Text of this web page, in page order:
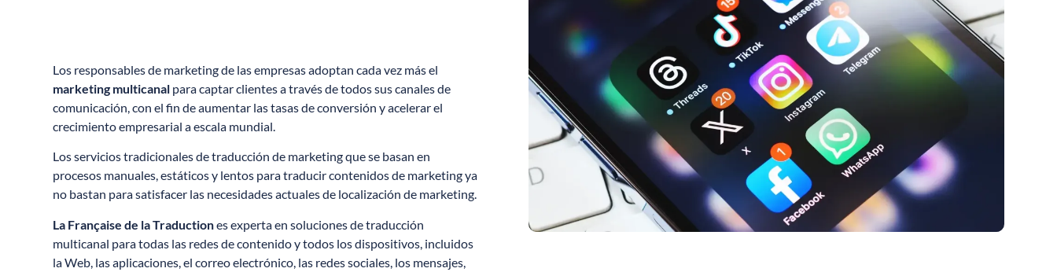
Los responsables de marketing de las empresas adoptan cada vez más el
marketing multicanal para captar clientes a través de todos sus canales de
comunicación, con el fin de aumentar las tasas de conversión y acelerar el
crecimiento empresarial a escala mundial.
Los servicios tradicionales de traducción de marketing que se basan en
procesos manuales, estáticos y lentos para traducir contenidos de marketing ya
no bastan para satisfacer las necesidades actuales de localización de marketing.
La Française de la Traductiones experta en soluciones de traducción
multicanal para todas las redes de contenido y todos los dispositivos, incluidos
la Web, las aplicaciones, el correo electrónico, las redes sociales, los mensajes,